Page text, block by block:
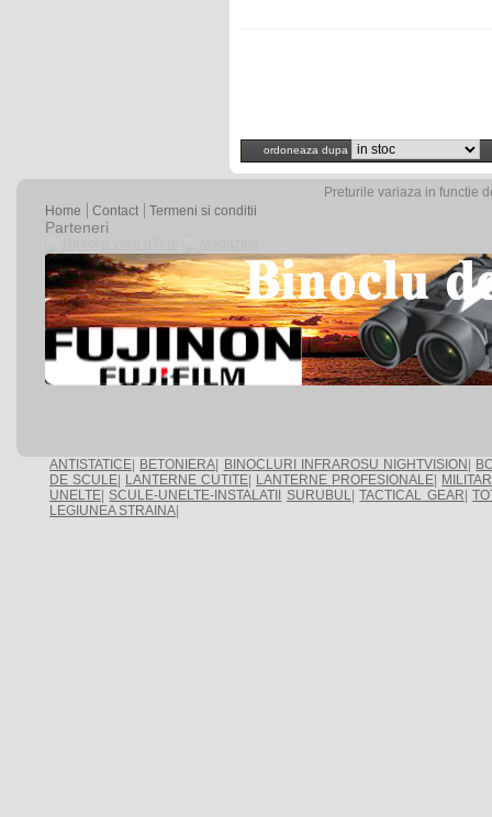
ordoneaza dupa
Preturile variaza in functie
Home
Contact Termeni si conditii
Parteneri
ANTISTATICE| BETONIERA| BINOCLURI INFRAROSU NIGHTVISION|
DE SCULE| LANTERNE CUTITE| LANTERNE PROFESIONALE|
UNELTE| SCULE-UNELTE-INSTALATII SURUBUL |TACTICAL GEAR|
LEGIUNEA STRAINA|